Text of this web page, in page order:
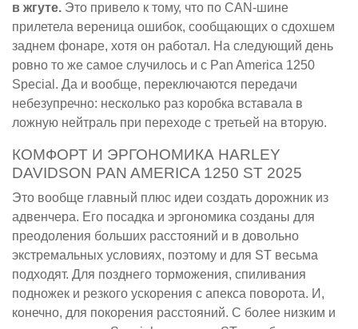
в жгуте. Это привело к тому, что по CAN-шине
прилетела вереница ошибок, сообщающих о сдохшем
заднем фонаре, хотя он работал. На следующий день
ровно то же самое случилось и с Pan America 1250
Special. Да и вообще, переключаются передачи
небезупречно: несколько раз коробка вставала в
ложную нейтраль при переходе с третьей на вторую.
КОМФОРТ И ЭРГОНОМИКА HARLEY
DAVIDSON PAN AMERICA 1250 ST 2025
Это вообще главный плюс идеи создать дорожник из
адвенчера. Его посадка и эргономика созданы для
преодоления больших расстояний и в довольно
экстремальных условиях, поэтому и для ST весьма
подходят. Для позднего торможения, спиливания
подножек и резкого ускорения с апекса поворота. И,
конечно, для покорения расстояний. С более низким и